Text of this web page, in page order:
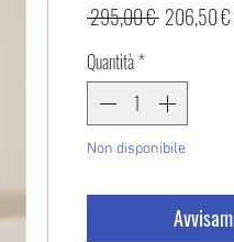
295,00 € Prezzo
206,50 €
Quantità*
Non disponibile